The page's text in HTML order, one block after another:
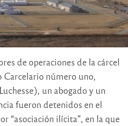
de operaciones de la cárcel
número uno,
un abogado y un
fueron detenidos en el
“asociación ilícita”, en la que